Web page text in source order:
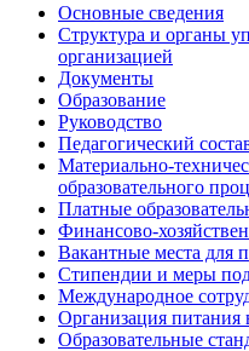
Основные сведения
Структура и органы
организацией
Документы
Образование
Руководство
Педагогический
Материально-
образовательного
Платные
Финансово-
Вакантные места для
Стипендии и меры
Международное
Организация питания
Образовательные